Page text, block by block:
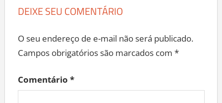
DEIXE SEU COMENTÁRIO
O seu endereço de e-mail não será publicado.
Campos obrigatórios são marcados com *
Comentário *